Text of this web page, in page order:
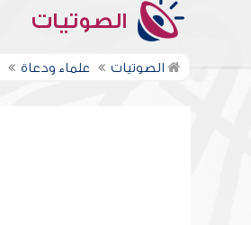
الصوتيات
الصوتيات علماء ودعاة